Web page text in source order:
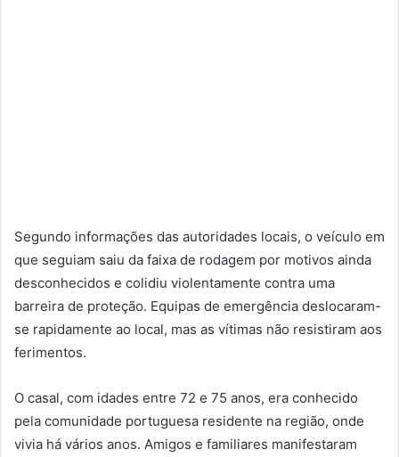
Segundo informações das autoridades locais, o veículo em
que seguiam saiu da faixa de rodagem por motivos ainda
desconhecidos e colidiu violentamente contra uma
barreira de proteção. Equipas de emergência deslocaram-
se rapidamente ao local, mas as vítimas não resistiram aos
ferimentos.
O casal, com idades entre 72 e 75 anos, era conhecido
pela comunidade portuguesa residente na região, onde
vivia há vários anos. Amigos e familiares manifestaram